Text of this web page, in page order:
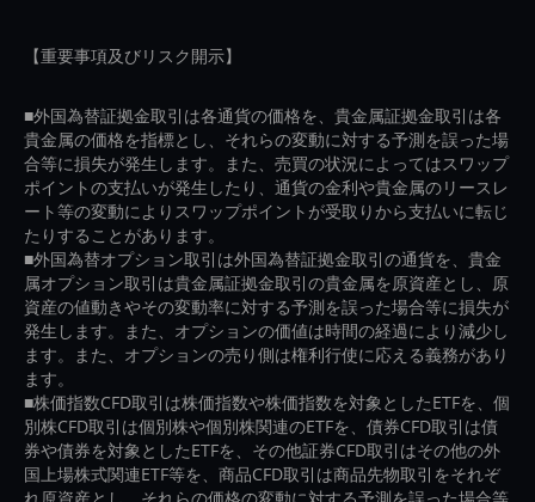
【重要事項及びリスク開示】
■外国為替証拠金取引は各通貨の価格を、貴金属証拠金取引は各
貴金属の価格を指標とし、それらの変動に対する予測を誤った場
合等に損失が発生します。また、売買の状況によってはスワップ
ポイントの支払いが発生したり、通貨の金利や貴金属のリースレ
ート等の変動によりスワップポイントが受取りから支払いに転じ
たりすることがあります。
■外国為替オプション取引は外国為替証拠金取引の通貨を、貴金
属オプション取引は貴金属証拠金取引の貴金属を原資産とし、原
資産の値動きやその変動率に対する予測を誤った場合等に損失が
発生します。また、オプションの価値は時間の経過により減少し
ます。また、オプションの売り側は権利行使に応える義務があり
ます。
■株価指数CFD取引は株価指数や株価指数を対象としたETFを、個
別株CFD取引は個別株や個別株関連のETFを、債券CFD取引は債
券や債券を対象としたETFを、その他証券CFD取引はその他の外
国上場株式関連ETF等を、商品CFD取引は商品先物取引をそれぞ